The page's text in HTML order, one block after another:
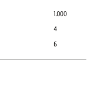
1.000
4
6